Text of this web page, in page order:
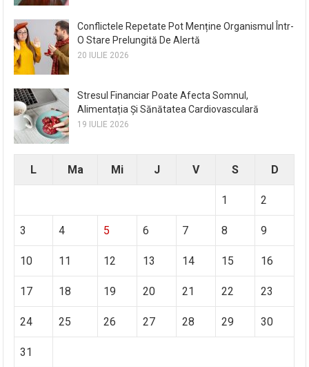
Conflictele Repetate Pot Menține Organismul Într-
O Stare Prelungită De Alertă
20 IULIE 2026
Stresul Financiar Poate Afecta Somnul,
Alimentația Și Sănătatea Cardiovasculară
19 IULIE 2026
L Ma Mi J V S D
1 2
3 4 5 6 7 8 9
10 11 12 13 14 15 16
17 18 19 20 21 22 23
24 25 26 27 28 29 30
31